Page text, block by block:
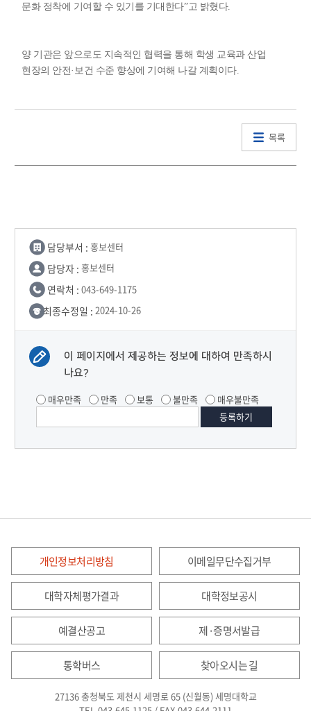
문화 정착에 기여할 수 있기를 기대한다”고 밝혔다.
양 기관은 앞으로도 지속적인 협력을 통해 학생 교육과 산업
현장의 안전 · 보건 수준 향상에 기여해 나갈 계획이다.
목록
담당부서 : 홍보센터
담당자 : 홍보센터
연락처 : 043-649-1175
최종수정일 : 2024-10-26
이 페이지에서 제공하는 정보에 대하여 만족하시
나요?
매우만족 만족 보통 불만족 매우불만족
개인정보처리방침 이메일무단수집거부
대학자체평가결과 대학정보공시
예결산공고 제·증명서발급
통학버스 찾아오시는 길
27136 충청북도 제천시 세명로 65 (신월동) 세명대학교